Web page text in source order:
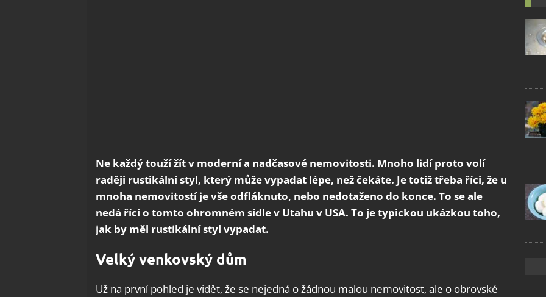
Ne každý touží žít v moderní a nadčasové nemovitosti. Mnoho lidí proto volí
raději rustikální styl, který může vypadat lépe, než čekáte. Je totiž třeba říci, že u
mnoha nemovitostí je vše odfláknuto, nebo nedotaženo do konce. To se ale
nedá říci o tomto ohromném sídle v Utahu v USA. To je typickou ukázkou toho,
jak by měl rustikální styl vypadat.
Velký venkovský dům
Už na první pohled je vidět, že se nejedná o žádnou malou nemovitost, ale o obrovské